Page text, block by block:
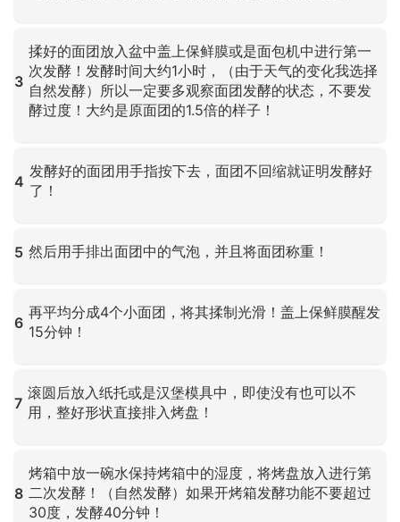
3
揉好的面团放入盆中盖上保鲜膜或是面包机中进行第一
次发酵！发酵时间大约1小时，（由于天气的变化我选择
自然发酵）所以一定要多观察面团发酵的状态，不要发
酵过度！大约是原面团的1.5倍的样子！
4
发酵好的面团用手指按下去，面团不回缩就证明发酵好
了！
5 然后用手排出面团中的气泡，并且将面团称重！
6
再平均分成4个小面团，将其揉制光滑！盖上保鲜膜醒发
15分钟！
7
滚圆后放入纸托或是汉堡模具中，即使没有也可以不
用，整好形状直接排入烤盘！
8
烤箱中放一碗水保持烤箱中的湿度，将烤盘放入进行第
二次发酵！（自然发酵）如果开烤箱发酵功能不要超过
30度，发酵40分钟！